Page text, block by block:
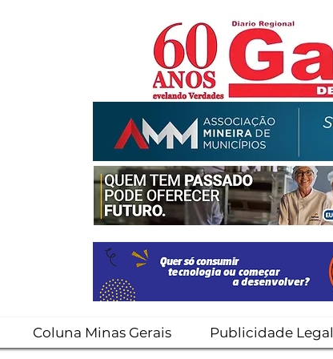
Coluna Minas Gerais Publicidade Legal